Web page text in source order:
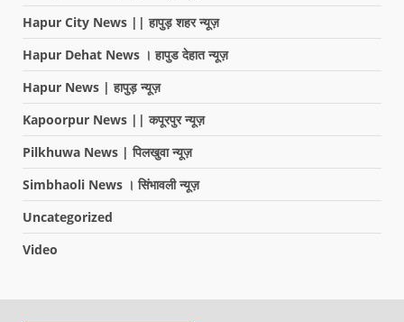
Hapur City News || हापुड़ शहर न्यूज़
Hapur Dehat News । हापुड देहात न्यूज़
Hapur News | हापुड़ न्यूज़
Kapoorpur News || कपूरपुर न्यूज़
Pilkhuwa News | पिलखुवा न्यूज़
Simbhaoli News । सिंभावली न्यूज़
Uncategorized
Video